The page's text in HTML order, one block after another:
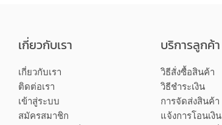
เกี่ยวกับเรา
เกี่ยวกับเรา
ติดต่อเรา
เข้าสู่ระบบ
สมัครสมาชิก
บริการลูกค้า
วิธีสั่งซื้อสินค้า
วิธีชำระเงิน
การจัดส่งสินค้า
แจ้งการโอนเงิน